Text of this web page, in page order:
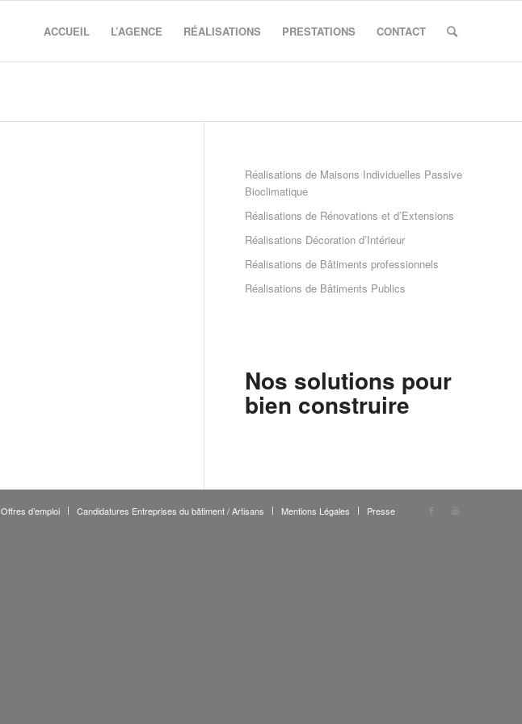
ACCUEIL L’AGENCE RÉALISATIONS PRESTATIONS CONTACT
Réalisations de Maisons Individuelles Passive
Bioclimatique
Réalisations de Rénovations et d’Extensions
Réalisations Décoration d’Intérieur
Réalisations de Bâtiments professionnels
Réalisations de Bâtiments Publics
Nos solutions pour
bien construire
Offres d’emploi Candidatures Entreprises du bâtiment / Artisans Mentions Légales Presse